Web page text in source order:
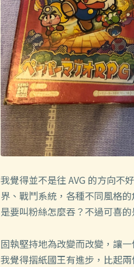
我覺得並不是往 AVG 的方向不
界、戰鬥系統，各種不同風格
是要叫粉絲怎麼吞？不過可喜
固執堅持地為改變而改變，讓
我覺得摺紙國王有進步，比起